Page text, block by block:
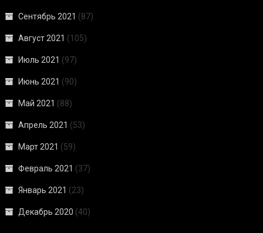
Сентябрь 2021 (87)
Август 2021 (105)
Июль 2021 (97)
Июнь 2021 (90)
Май 2021 (88)
Апрель 2021 (53)
Март 2021 (59)
Февраль 2021 (37)
Январь 2021 (23)
Декабрь 2020 (40)